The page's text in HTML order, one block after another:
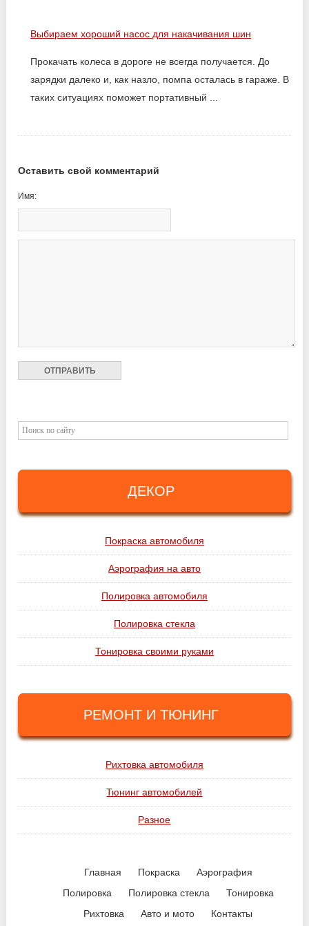
Выбираем хороший насос для накачивания шин
Прокачать колеса в дороге не всегда получается. До
зарядки далеко и, как назло, помпа осталась в гараже. В
таких ситуациях поможет портативный ...
Оставить свой комментарий
Имя:
ДЕКОР
Покраска автомобиля
Аэрография на авто
Полировка автомобиля
Полировка стекла
Тонировка своими руками
РЕМОНТ И ТЮНИНГ
Рихтовка автомобиля
Тюнинг автомобилей
Разное
Главная Покраска
Аэрография
Полировка
Полировка стекла
Тонировка
Рихтовка
Авто и мото Контакты